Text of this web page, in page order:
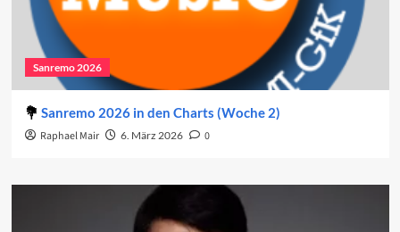
Sanremo 2026
Sanremo 2026 in den Charts (Woche 2)
Raphael Mair 6. März 2026 0